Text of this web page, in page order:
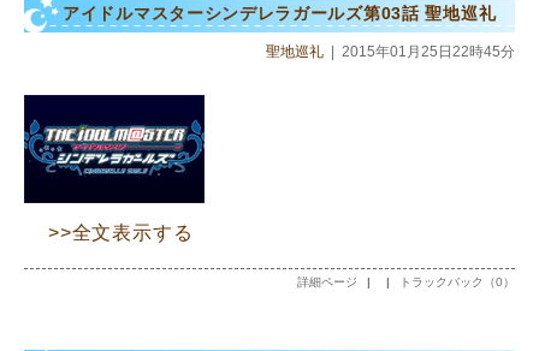
アイドルマスターシンデレラガールズ第03話 聖地巡礼
聖地巡礼 | 2015年01月25日22時45分
>>全文表示する
詳細ページ | | トラックバック（0）